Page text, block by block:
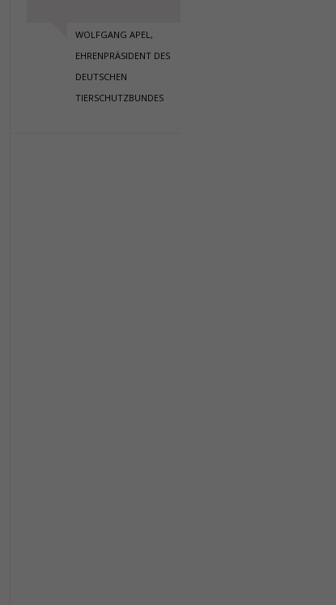
WOLFGANG APEL,
EHRENPRÄSIDENT DES
DEUTSCHEN
TIERSCHUTZBUNDES